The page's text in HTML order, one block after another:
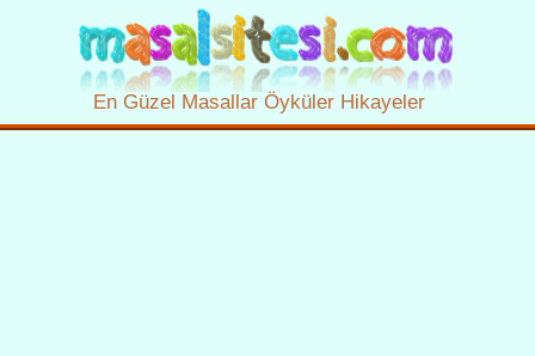
En Güzel Masallar Öyküler Hikayeler